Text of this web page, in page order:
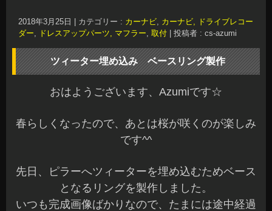
2018年3月25日 カテゴリー : カーナビ, カーナビ, ドライブレコー
ダー, ドレスアップパーツ, マフラー, 取付 投稿者 : cs-azumi
ツィーター埋め込み ベースリング製作
おはようございます、Azumiです☆
春らしくなったので、あとは桜が咲くのが楽しみ
です^^
先日、ピラーへツィーターを埋め込むためベース
となるリングを製作しました。
いつも完成画像ばかりなので、たまには途中経過